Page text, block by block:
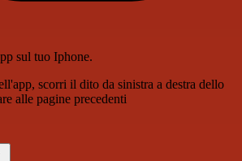
sul tuo Iphone.
scorri il dito da sinistra a destra dello
alle pagine precedenti